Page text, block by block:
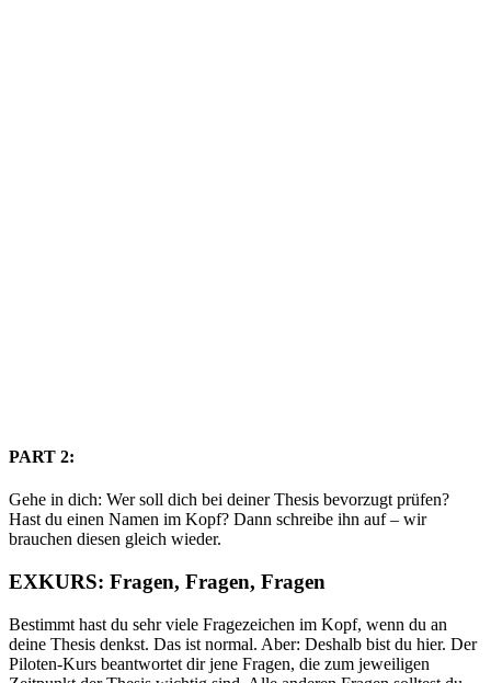
PART 2:
Gehe in dich: Wer soll dich bei deiner Thesis bevorzugt prüfen?
Hast du einen Namen im Kopf? Dann schreibe ihn auf – wir
brauchen diesen gleich wieder.
EXKURS: Fragen, Fragen, Fragen
Bestimmt hast du sehr viele Fragezeichen im Kopf, wenn du an
deine Thesis denkst. Das ist normal. Aber: Deshalb bist du hier. Der
Piloten-Kurs beantwortet dir jene Fragen, die zum jeweiligen